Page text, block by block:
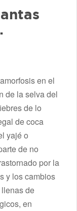
en el
de la selva del
de lo
de coca
yajé o
de no
por la
y los cambios
de
en